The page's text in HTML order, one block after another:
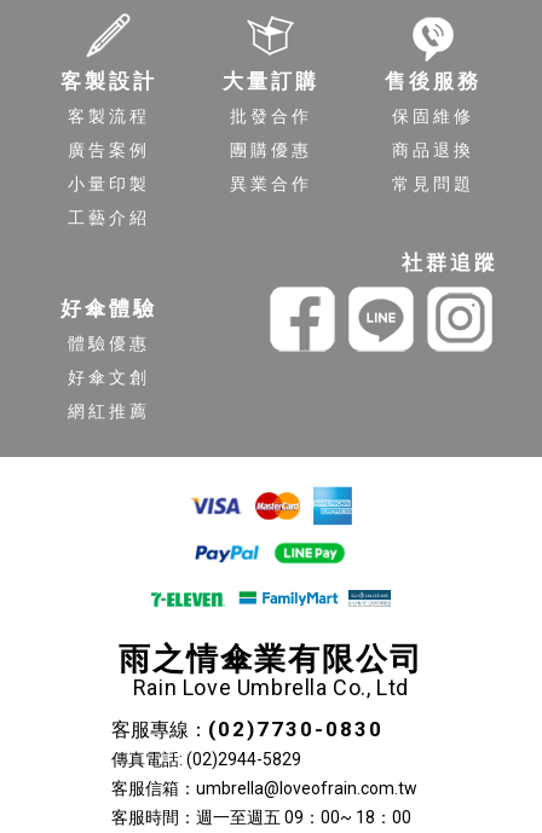
風性測試： 在風洞或模擬環境中測試雨傘的抗風能力。 開合耐久性
測試： 反覆開合數千次，檢測開合機制的耐用度。 外觀檢查： 檢查
是否有刮痕、污漬、印刷瑕疵等。 提升耐用度的設計考量：加固結
心的體現，也是提升消費者滿意度和忠誠度的重要環節。對於客製
化雨傘而言，良好的售後服務尤為重要。 保固政策： 提供合理的保
固期限，並明確說明保固範圍。例如，針對非人為損壞提供免費維
修或更換服務。 維修服務： 建立便捷的維修管道，提供專業的維修
服務。即使超出保固期，也能提供付費維修選項，讓消費者感受到
品牌的責任感。 客戶回饋機制： 建立有效的客戶回饋管道，積極聽
取消費者的意見和建議，並將其納入產品改進和服務優化的考量
中。這不僅能解決個別問題，也能幫助品牌不斷提升整體品質。 透
明的溝通： 在產品說明中清晰告知雨傘的材質、功能、保養方式和
製化雨傘不僅是實用贈品，更是品牌形象的延伸。提升其品質與耐
用度，是品牌在市場中建立良好聲譽、贏得消費者信任的基石。從
傘布材質的選擇、傘骨結構的強化、開合機制的優化，到製造工藝
的精進和完善的售後服務，每一個環節都至關重要。 品牌應將品質
嚴格的品質檢測體系。當一把高品質、耐用的客製化雨傘被頻繁使
用時，它將持續為品牌帶來正向的曝光，加深消費者對品牌的認同
一定要先了解這些事 一把好的客製化雨傘，不只是遮雨工具，更是
品牌曝光率極高的 行動廣告看板。 尤其對企業禮贈品、會員活動、
校園宣傳、開幕贈禮來說，雨傘兼具： 高實用性 / 長期使用壽命 /
大面積品牌曝光 / 高質感企業形象 / 高回購與轉介紹率 雨之情提供
客製設計
客製流程
廣告案例
小量印製
工藝介紹
大量訂購
批發合作
團購優惠
異業合作
售後服務
保固維修
商品退換
常見問題
好傘體驗
體驗優惠
好傘文創
網紅推薦
社群追蹤
雨之情傘業有限公司
Rain Love Umbrella Co., Ltd
客服專線： (02)7730-0830
傳真電話: (02)2944-5829
客服信箱：umbrella@loveofrain.com.tw
客服時間：週一至週五 09：00~ 18：00